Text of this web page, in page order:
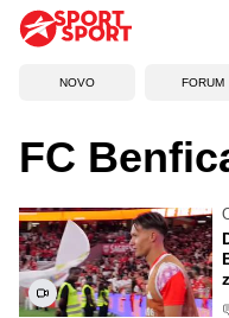
NOVO FORUM
FC